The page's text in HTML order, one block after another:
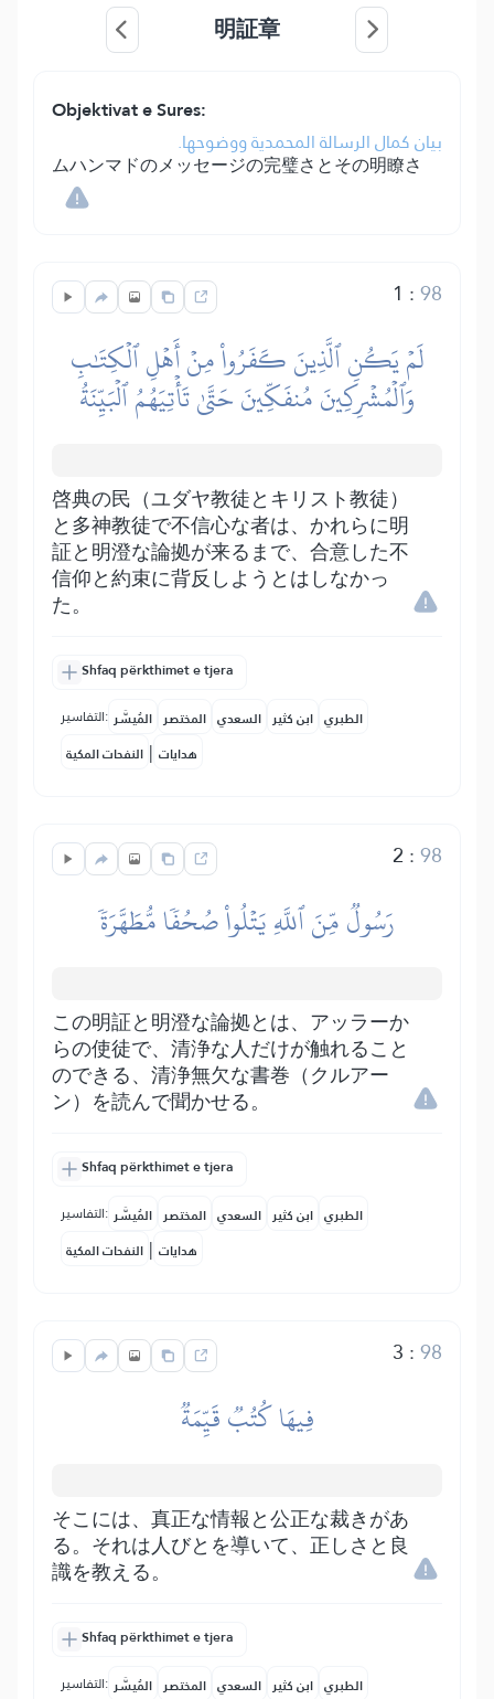
明証章
Objektivat e Sures:
بيان كمال الرسالة المحمدية ووضوحها.
ムハンマドのメッセージの完璧さとその明瞭さ
1 :98
لَمۡ يَكُنِ ٱلَّذِينَ كَفَرُواْ مِنۡ أَهۡلِ ٱلۡكِتَٰبِ
وَٱلۡمُشۡرِكِينَ مُنفَكِّينَ حَتَّىٰ تَأۡتِيَهُمُ ٱلۡبَيِّنَةُ
啓典の民（ユダヤ教徒とキリスト教徒）
と多神教徒で不信心な者は、かれらに明
証と明澄な論拠が来るまで、合意した不
信仰と約束に背反しようとはしなかっ
た。
Shfaq përkthimet e tjera
التفاسير: المُيسَّر المختصر السعدي ابن كثير الطبري
النفحات المكية | هدايات
2 :98
رَسُولٞ مِّنَ ٱللَّهِ يَتۡلُواْ صُحُفٗا مُّطَهَّرَةٗ
この明証と明澄な論拠とは、アッラーか
らの使徒で、清浄な人だけが触れること
のできる、清浄無欠な書巻（クルアー
ン）を読んで聞かせる。
Shfaq përkthimet e tjera
التفاسير: المُيسَّر المختصر السعدي ابن كثير الطبري
النفحات المكية | هدايات
3 :98
فِيهَا كُتُبٞ قَيِّمَةٞ
そこには、真正な情報と公正な裁きがあ
る。それは人びとを導いて、正しさと良
識を教える。
Shfaq përkthimet e tjera
التفاسير: المُيسَّر المختصر السعدي ابن كثير الطبري